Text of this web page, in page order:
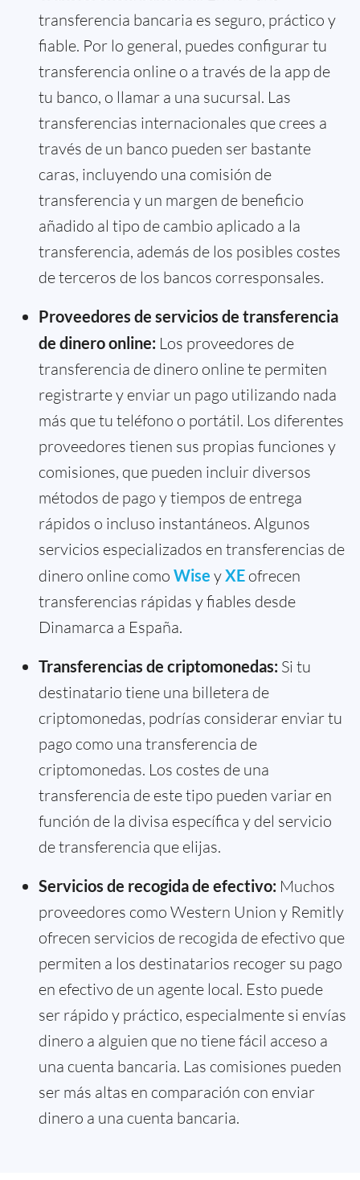
transferencia bancaria es seguro, práctico y
fiable. Por lo general, puedes configurar tu
transferencia online o a través de la app de
tu banco, o llamar a una sucursal. Las
transferencias internacionales que crees a
través de un banco pueden ser bastante
caras, incluyendo una comisión de
transferencia y un margen de beneficio
añadido al tipo de cambio aplicado a la
transferencia, además de los posibles costes
de terceros de los bancos corresponsales.
Proveedores de servicios de transferencia
de dinero online: Los proveedores de
transferencia de dinero online te permiten
registrarte y enviar un pago utilizando nada
más que tu teléfono o portátil. Los diferentes
proveedores tienen sus propias funciones y
comisiones, que pueden incluir diversos
métodos de pago y tiempos de entrega
rápidos o incluso instantáneos. Algunos
servicios especializados en transferencias de
dinero online como Wise yXE ofrecen
transferencias rápidas y fiables desde
Dinamarca a España.
Transferencias de criptomonedas: Si tu
destinatario tiene una billetera de
criptomonedas, podrías considerar enviar tu
pago como una transferencia de
criptomonedas. Los costes de una
transferencia de este tipo pueden variar en
función de la divisa específica y del servicio
de transferencia que elijas.
Servicios de recogida de efectivo: Muchos
proveedores como Western Union y Remitly
ofrecen servicios de recogida de efectivo que
permiten a los destinatarios recoger su pago
en efectivo de un agente local. Esto puede
ser rápido y práctico, especialmente si envías
dinero a alguien que no tiene fácil acceso a
una cuenta bancaria. Las comisiones pueden
ser más altas en comparación con enviar
dinero a una cuenta bancaria.